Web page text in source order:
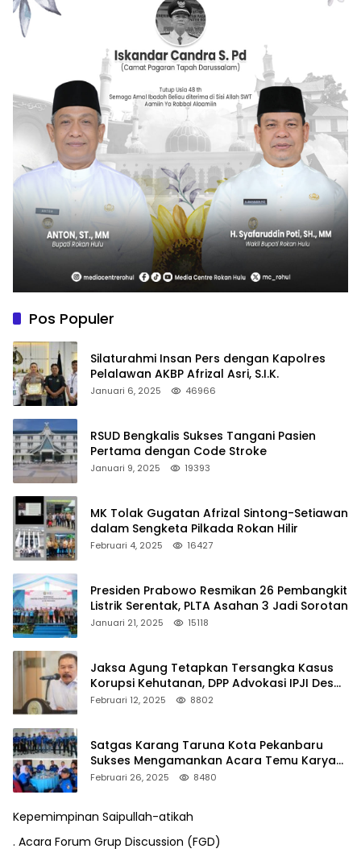
Pos Populer
Silaturahmi Insan Pers dengan Kapolres
Pelalawan AKBP Afrizal Asri, S.I.K.
Januari 6, 2025 46966
RSUD Bengkalis Sukses Tangani Pasien
Pertama dengan Code Stroke
Januari 9, 2025 19393
MK Tolak Gugatan Afrizal Sintong-Setiawan
dalam Sengketa Pilkada Rokan Hilir
Februari 4, 2025 16427
Presiden Prabowo Resmikan 26 Pembangkit
Listrik Serentak, PLTA Asahan 3 Jadi Sorotan
Januari 21, 2025 15118
Jaksa Agung Tetapkan Tersangka Kasus
Korupsi Kehutanan, DPP Advokasi IPJI Desak
Pengusutan Pajak RAPP
Februari 12, 2025 8802
Satgas Karang Taruna Kota Pekanbaru
Sukses Mengamankan Acara Temu Karya
VII Karang Taruna Pekanbaru
Februari 26, 2025 8480
Kepemimpinan Saipullah-atikah
. Acara Forum Grup Discussion (FGD)